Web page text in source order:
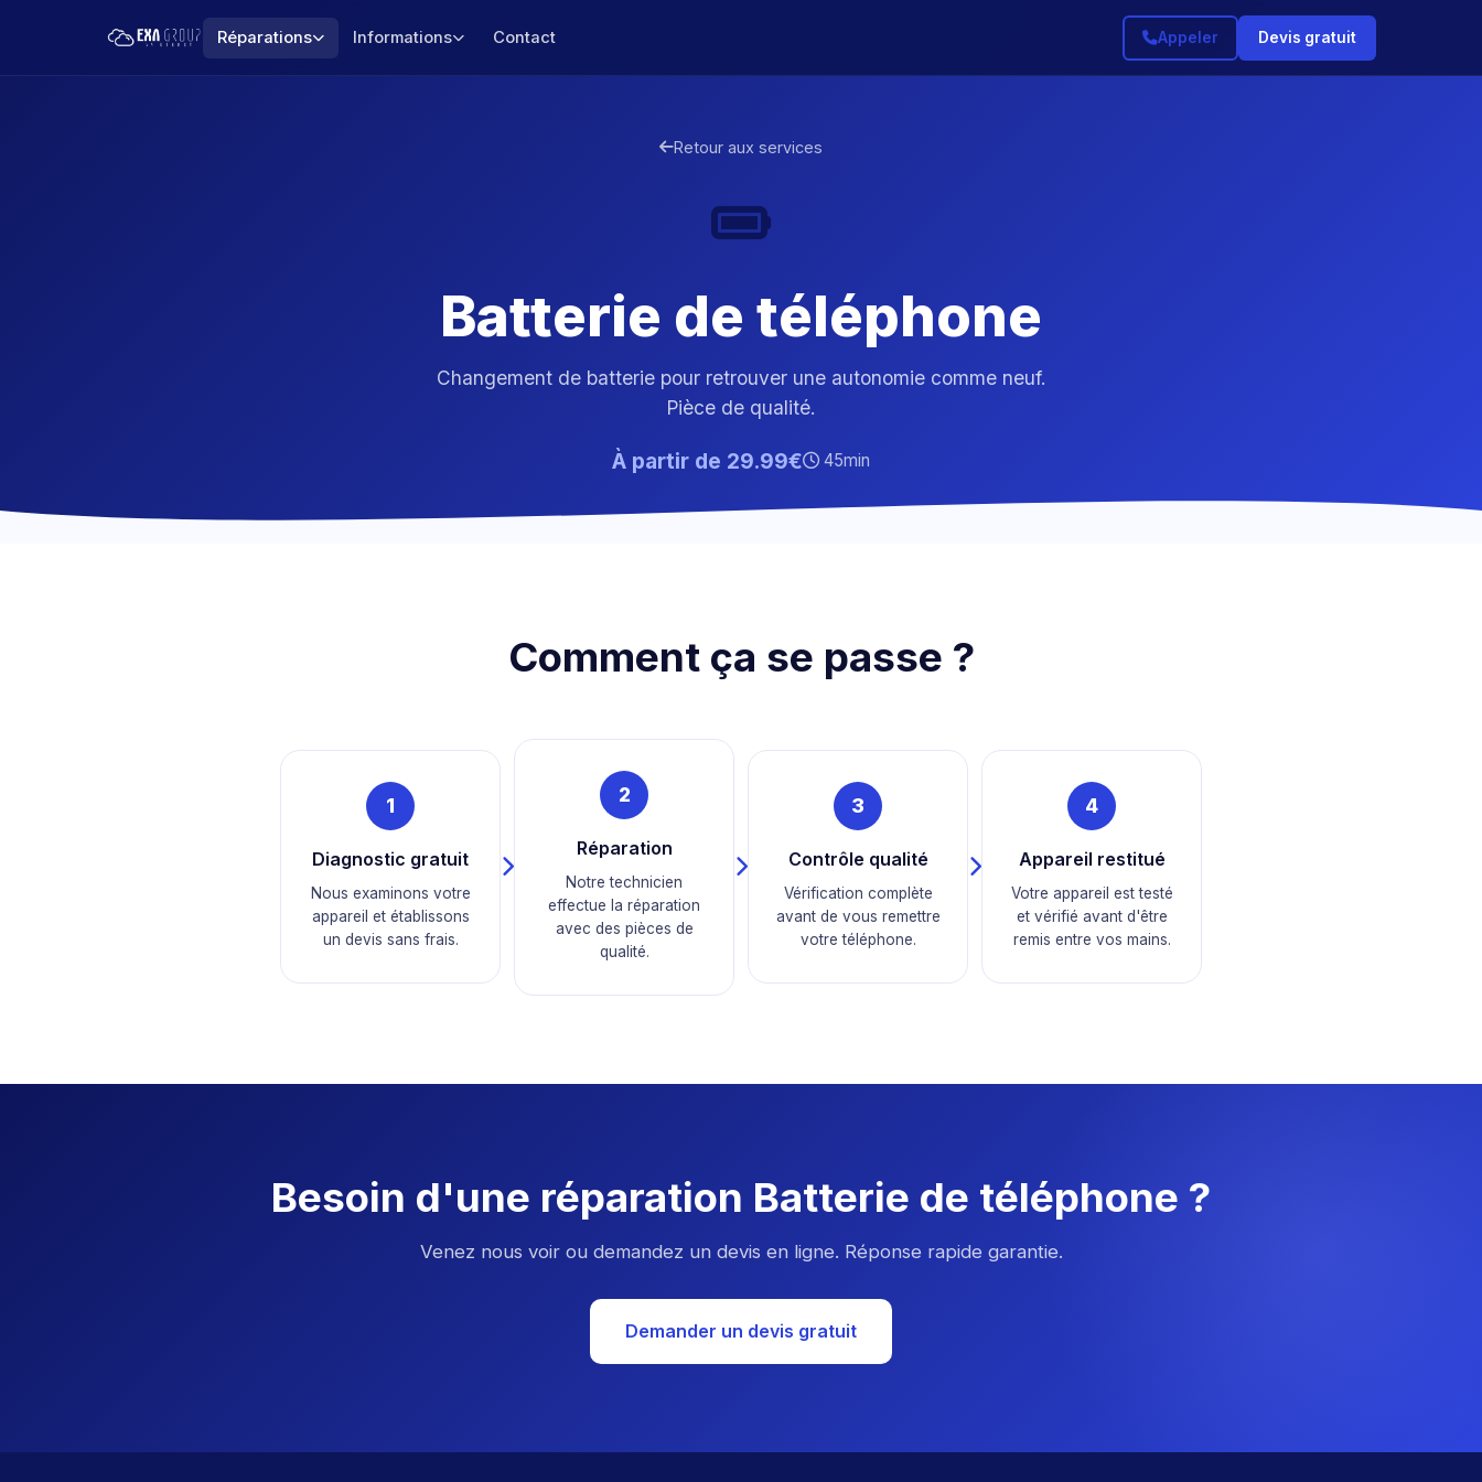
Réparations Informations Contact Appeler Devis gratuit
Retour aux services
Batterie de téléphone
Changement de batterie pour retrouver une autonomie comme neuf.
Pièce de qualité.
À partir de 29.99€ 45min
Comment ça se passe ?
1
Diagnostic gratuit
Nous examinons votre
appareil et établissons
un devis sans frais.
2
Réparation
Notre technicien
effectue la réparation
avec des pièces de
qualité.
3
Contrôle qualité
Vérification complète
avant de vous remettre
votre téléphone.
4
Appareil restitué
Votre appareil est testé
et vérifié avant d'être
remis entre vos mains.
Besoin d'une réparation Batterie de téléphone ?
Venez nous voir ou demandez un devis en ligne. Réponse rapide garantie.
Demander un devis gratuit